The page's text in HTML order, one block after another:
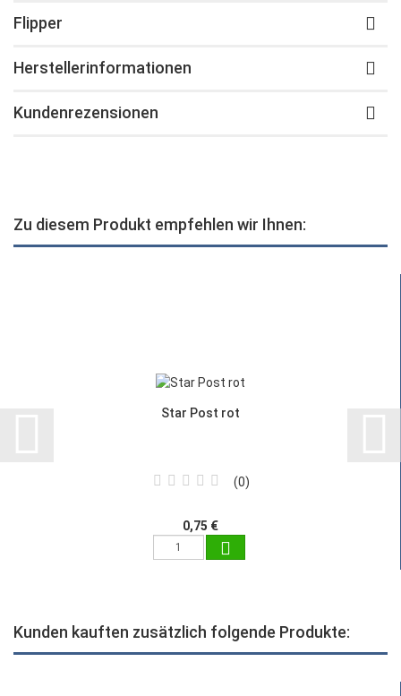
Flipper
Herstellerinformationen
Kundenrezensionen
Zu diesem Produkt empfehlen wir Ihnen:
Star Post rot
0
0,75 €
Kunden kauften zusätzlich folgende Produkte: